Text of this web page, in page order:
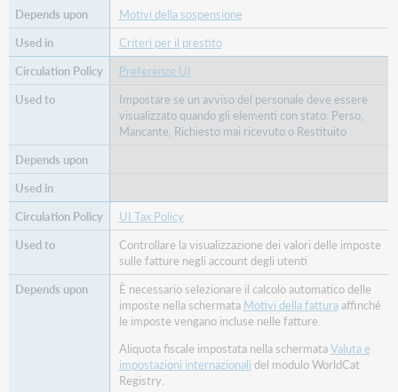
Motivi della sospensione
Criteri per il prestito
Preferenze UI
Impostare se un avviso del personale deve essere
visualizzato quando gli elementi con stato: Perso,
Mancante, Richiesto mai ricevuto o Restituito
UI Tax Policy
Controllare la visualizzazione dei valori delle imposte
sulle fatture negli account degli utenti
È necessario selezionare il calcolo automatico delle
imposte nella schermata Motivi della fatturaaffinché
le imposte vengano incluse nelle fatture.
Aliquota fiscale impostata nella schermataValuta e
impostazioni internazionali del modulo WorldCat
Registry.